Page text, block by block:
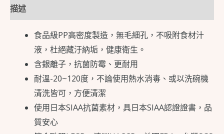
描述
食品級PP高密度製造，無毛細孔，不吸附食材汁
液，杜絕藏汙納垢，健康衛生。
含銀離子，抗菌防霉、更耐用
耐溫-20~120度，不論使用熱水消毒、或以洗碗機
清洗皆可，方便清潔
使用日本SIAA抗菌素材，具日本SIAA認證證書，品
質安心